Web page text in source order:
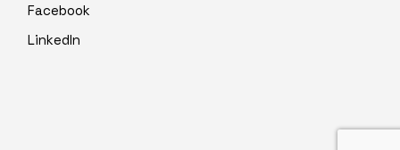
Facebook
LinkedIn